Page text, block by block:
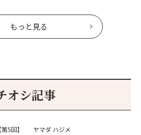
もっと見る
オシ記事
【第5回】 ヤマダ ハジメ